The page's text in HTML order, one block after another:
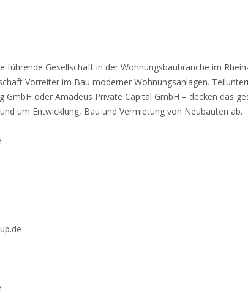
führende Gesellschaft in der Wohnungsbaubranche im
Vorreiter im Bau moderner Wohnungsanlagen.
GmbH oder Amadeus Private Capital GmbH – decken das
um Entwicklung, Bau und Vermietung von Neubauten ab.